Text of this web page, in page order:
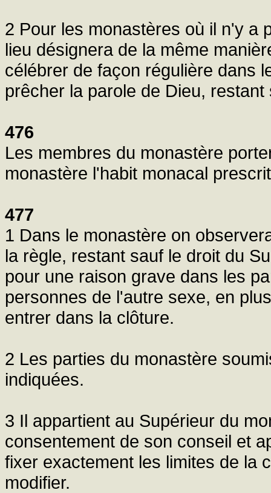
2 Pour les monastères où il n'y a
lieu désignera de la même
célébrer de façon régulière dans
prêcher la parole de Dieu,
476
Les membres du monastère
monastère l'habit monacal
477
1 Dans le monastère on
la règle, restant sauf le droit du
pour une raison grave dans les
personnes de l'autre sexe, en
entrer dans la clôture.
2 Les parties du monastère
indiquées.
3 Il appartient au Supérieur du
consentement de son conseil et
fixer exactement les limites de la
modifier.